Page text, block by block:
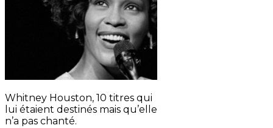
Whitney Houston, 10 titres qui
lui étaient destinés mais qu’elle
n’a pas chanté.